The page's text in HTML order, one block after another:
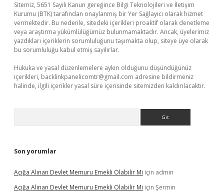
Sitemiz, 5651 Sayılı Kanun gereğince Bilgi Teknolojileri ve İletişim
Kurumu (BTK) tarafından onaylanmış bir Yer Sağlayıcı olarak hizmet
vermektedir. Bu nedenle, sitedeki içerikleri proaktif olarak denetleme
veya araştırma yükümlülüğümüz bulunmamaktadır. Ancak, üyelerimiz
yazdıkları içeriklerin sorumluluğunu taşımakta olup, siteye üye olarak
bu sorumluluğu kabul etmiş sayılırlar.
Hukuka ve yasal düzenlemelere aykırı olduğunu düşündüğünüz
içerikleri, backlinkpanelicomtr@gmail.com adresine bildirmeniz
halinde, ilgili içerikler yasal süre içerisinde sitemizden kaldırılacaktır.
Son yorumlar
Açığa Alınan Devlet Memuru Emekli Olabilir Mi için admin
Açığa Alınan Devlet Memuru Emekli Olabilir Mi için Şermin